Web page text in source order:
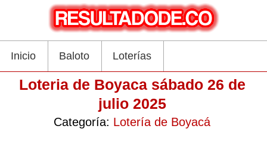
Inicio Baloto Loterías
Loteria de Boyaca sábado 26 de
julio 2025
Categoría: Lotería de Boyacá